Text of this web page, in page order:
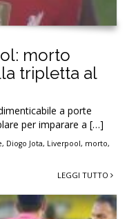
morto
tripletta al
a porte
per imparare a […]
, Diogo Jota, Liverpool, morto,
LEGGI TUTTO